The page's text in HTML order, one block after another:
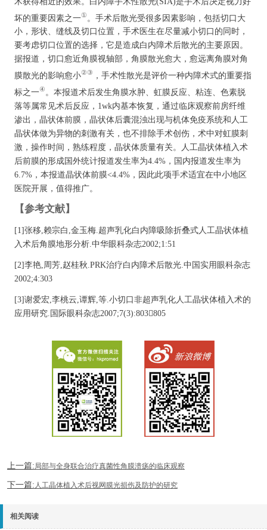
坏的重要因素之一① 。手术后散光受很多因素影响，包括切口大
小，形状、缝线及切口位置，手术医生在尽量减小切口的同时，
要考虑切口位置的选择，它是造成白内障术后散光的主要原因。
据报道，切口愈近角膜视轴部，角膜散光愈大，愈远离角膜对角
膜散光的影响愈小②③ ，手术性散光是评价一种内障术式的重要指
标之一④ 。本报道术后发生角膜水肿、虹膜反应、粘连、色素脱
落等属常见术后反应，1wk内基本恢复，通过临床观察前房纤维
渗出，晶状体前膜，晶状体后囊混浊出现与机体免疫系统和人工
晶状体做为异物的刺激有关，也不排除手术创伤，术中对虹膜刺
激，操作时间，熟练程度，晶状体质量有关。人工晶状体植入术
后前膜的形成国外统计报道发生率为4.4%，国内报道发生率为
6.7%，本报道晶状体前膜<4.4%，因此此项手术适宜在中小地区
医院开展，值得推广。
【参考文献】
[1]张移,赖宗白,金玉梅.超声乳化白内障吸除折叠式人工晶状体植
入术后角膜地形分析.中华眼科杂志2002;1:51
[2]李艳,周芳,赵桂秋.PRK治疗白内障术后散光.中国实用眼科杂志
2002;4:303
[3]谢爱宏,李桃云,谭辉,等.小切口非超声乳化人工晶状体植入术的
应用研究.国际眼科杂志2007;7(3):803805
上一篇:局部与全身联合治疗真菌性角膜溃疡的临床观察
下一篇: 人工晶体植入术后视网膜光损伤及防护的研究
相关阅读